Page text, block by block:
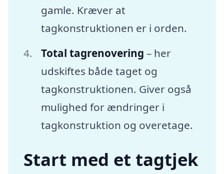
gamle. Kræver at
tagkonstruktionen er i orden.
Total tagrenovering – her
udskiftes både taget og
tagkonstruktionen. Giver også
mulighed for ændringer i
tagkonstruktion og overetage.
Start med et tagtjek